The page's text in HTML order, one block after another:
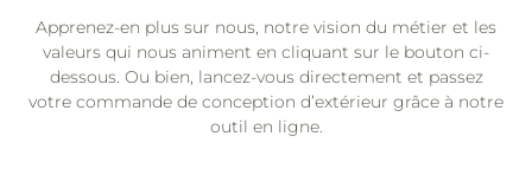
Apprenez-en plus sur nous, notre vision du métier et les
valeurs qui nous animent en cliquant sur le bouton ci-
dessous. Ou bien, lancez-vous directement et passez
votre commande de conception d’extérieur grâce à notre
outil en ligne.